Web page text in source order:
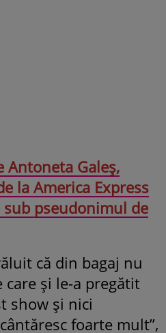
Antoneta Galeș,
la America Express
pseudonimul de
că din bagaj nu
și le-a pregătit
show și nici
foarte mult”,